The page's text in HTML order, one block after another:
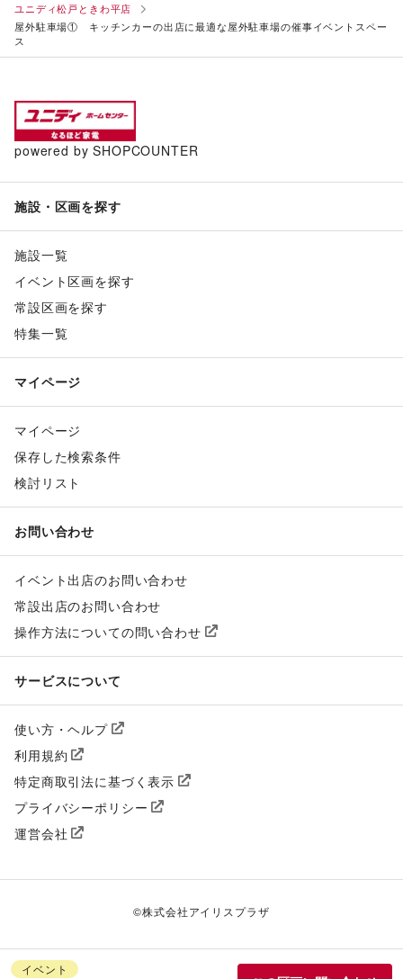
イベント
ユニディ松戸ときわ平店
屋外駐車場① キッチンカーの出店に最適な屋外駐車場の催事イベントスペー
ス
powered by SHOPCOUNTER
施設・区画を探す
施設一覧
イベント区画を探す
常設区画を探す
特集一覧
マイページ
マイページ
保存した検索条件
検討リスト
お問い合わせ
イベント出店のお問い合わせ
常設出店のお問い合わせ
操作方法についての問い合わせ
サービスについて
使い方・ヘルプ
利用規約
特定商取引法に基づく表示
プライバシーポリシー
運営会社
©株式会社アイリスプラザ